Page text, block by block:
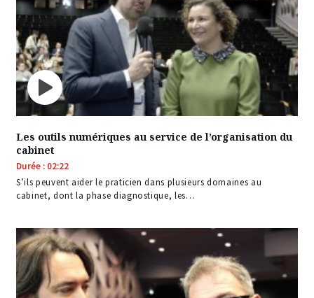
Les outils numériques au service de l’organisation du
cabinet
Durée : 02:22
S’ils peuvent aider le praticien dans plusieurs domaines au
cabinet, dont la phase diagnostique, les…